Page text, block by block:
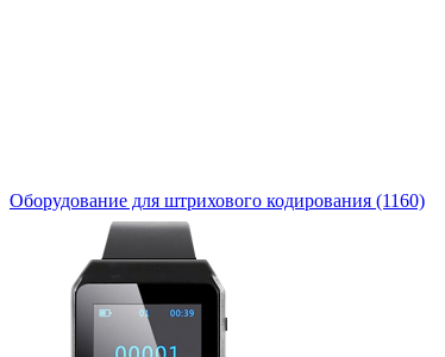
Оборудование для штрихового кодирования (1160)